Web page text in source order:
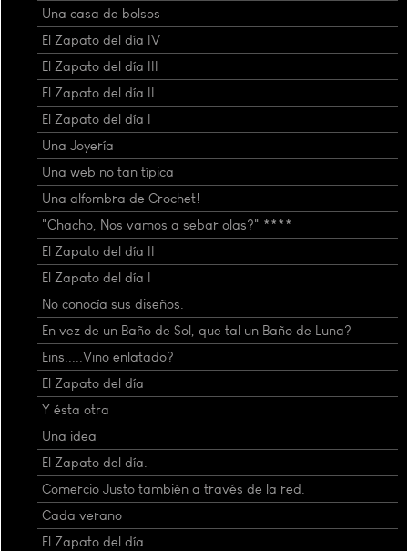
Una casa de bolsos
El Zapato del día IV
El Zapato del día III
El Zapato del día II
El Zapato del día I
Una Joyería
Una web no tan típica
Una alfombra de Crochet!
"Chacho, Nos vamos a sebar olas?" ****
El Zapato del día II
El Zapato del día I
No conocía sus diseños.
En vez de un Baño de Sol, que tal un Baño de Luna?
Eins.....Vino enlatado?
El Zapato del día
Y ésta otra
Una idea
El Zapato del día.
Comercio Justo también a través de la red.
Cada verano
El Zapato del día.